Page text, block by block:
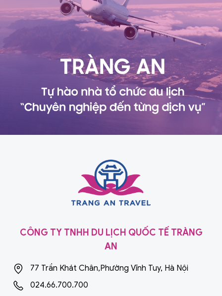
Diego lên ảnh rất đẹp, khiến những khoảnh khắc đời
thường cũng trở nên “sang” tự nhiên. Chặng này giúp
hành trình bờ Tây cân bằng giữa giải trí và thư giãn.
Solvang
Solvang là điểm dừng gây bất ngờ vì khác hẳn hình dung
quen thuộc về nước Mỹ. Không gian kiến trúc mang hơi
hướng Bắc Âu với mái ngói, cối xay gió, cửa hàng nhỏ và
lãng mạn và tinh tế. Solvang cũng giúp lịch trình bờ Tây
đỡ “đô thị hoá”, vì bạn được thay đổi không khí sang một
không gian yên bình, dễ dạo chơi. Nếu bạn đi theo nhóm
nói nhiều nhất vì cảnh đẹp và không khí rất khác biệt.
Solvang không cần ở quá lâu vẫn đủ để tạo một dấu
chấm đáng yêu cho chuyến đi.
San Francisco
CÔNG TY TNHH DU LỊCH QUỐC TẾ TRÀNG
AN
77 Trần Khát Chân,Phường Vĩnh Tuy, Hà Nội
024.66.700.700